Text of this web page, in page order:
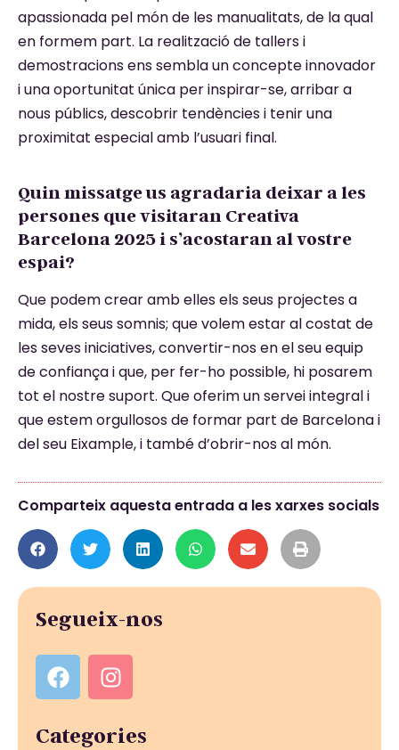
apassionada pel món de les manualitats, de la qual
en formem part. La realització de tallers i
demostracions ens sembla un concepte innovador
i una oportunitat única per inspirar-se, arribar a
nous públics, descobrir tendències i tenir una
proximitat especial amb l’usuari final.
Quin missatge us agradaria deixar a les
persones que visitaran Creativa
Barcelona 2025 i s’acostaran al vostre
espai?
Que podem crear amb elles els seus projectes a
mida, els seus somnis; que volem estar al costat de
les seves iniciatives, convertir-nos en el seu equip
de confiança i que, per fer-ho possible, hi posarem
tot el nostre suport. Que oferim un servei integral i
que estem orgullosos de formar part de Barcelona i
del seu Eixample, i també d’obrir-nos al món.
Comparteix aquesta entrada a les xarxes socials
Segueix-nos
Categories